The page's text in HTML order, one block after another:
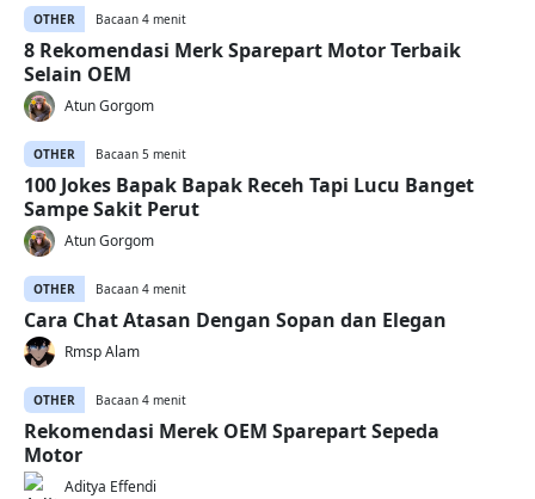
OTHER Bacaan 4 menit
8 Rekomendasi Merk Sparepart Motor Terbaik
Selain OEM
Atun Gorgom
OTHER Bacaan 5 menit
100 Jokes Bapak Bapak Receh Tapi Lucu Banget
Sampe Sakit Perut
Atun Gorgom
OTHER Bacaan 4 menit
Cara Chat Atasan Dengan Sopan dan Elegan
Rmsp Alam
OTHER Bacaan 4 menit
Rekomendasi Merek OEM Sparepart Sepeda
Motor
Aditya Effendi